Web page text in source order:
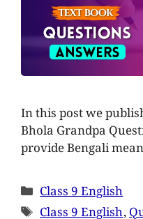
In this post we
Bhola Grandpa
provide Bengali
Class 9 English
Class 9 English,